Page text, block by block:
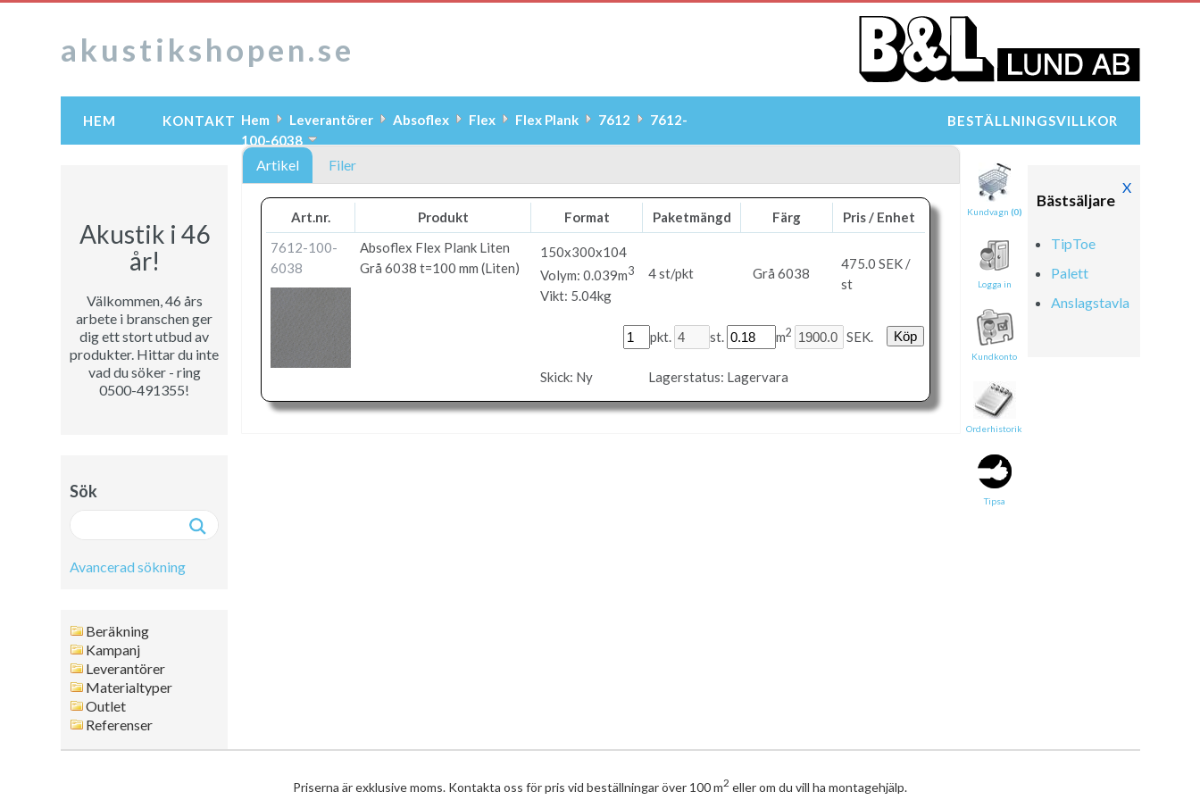
akustikshopen.se
HEM KONTAKT BESTÄLLNINGSVILLKOR
Akustik i 46
år!
Välkommen, 46 års
arbete i branschen ger
dig ett stort utbud av
produkter. Hittar du inte
vad du söker - ring
0500-491355!
Sök
Avancerad sökning
Fritext
Artikelnr
Namn
Leverantör
Beräkning
Kampanj
Leverantörer
Materialtyper
Outlet
Referenser
Hem Leverantörer Absoflex Flex Flex Plank 7612
7612-
100-6038
Artikel Filer
Art.nr. Produkt Format Paketmängd Färg
Pris / Enhet
7612-100-
6038
Absoflex Flex Plank Liten
Grå 6038 t=100 mm (Liten)
150x300x104
Volym: 0.039m3
Vikt: 5.04kg
4 st/pkt Grå 6038
475.0 SEK /
st
pkt. st. m2 SEK.
Skick: Ny Lagerstatus: Lagervara
Kundvagn (0)
Logga in
Kundkonto
Orderhistorik
Tipsa
Bästsäljare
X
TipToe
Palett
Anslagstavla
Priserna är exklusive moms. Kontakta oss för pris vid beställningar över 100 m2 eller om du vill ha montagehjälp.
Tipsa en vän:
Direktlänk till denna sida
Länken ovan kommer att bakas in i ditt tips!